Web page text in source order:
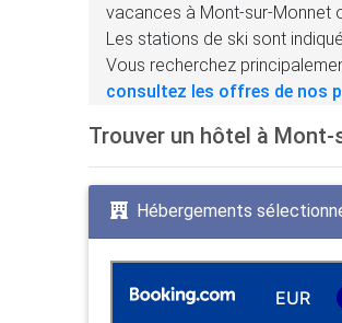
vacances à Mont-sur-Monnet
Les stations de ski sont
Vous recherchez
consultez les offres de nos
Trouver un hôtel à
Hébergements